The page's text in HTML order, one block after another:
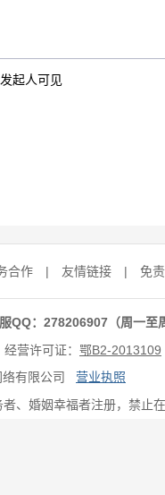
起人可见
合作 | 友情链接 | 免
：278206907（周一
经营许可证： 鄂B2-2013109
络有限公司 营业执照
、婚姻幸福者注册，禁止